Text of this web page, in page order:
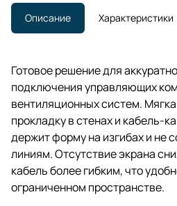
Описание Характеристики
Готовое решение для
подключения управляющих
вентиляционных систем.
прокладку в стенах и кабель-
держит форму на изгибах и не
линиям. Отсутствие экрана
кабель более гибким, что
ограниченном пространстве.